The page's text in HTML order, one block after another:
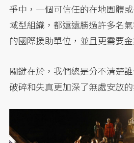
爭中，一個可信任的在地團體
域型組織，都遠遠勝過許多名
的國際援助單位，並且更需要金
關鍵在於，我們總是分不清楚
破碎和失真更加深了無處安放的